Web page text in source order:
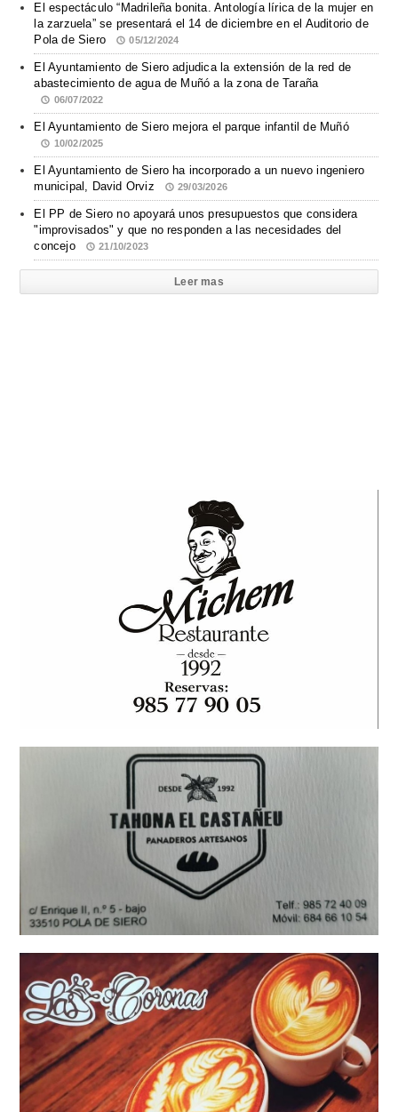
El espectáculo “Madrileña bonita. Antología lírica de la mujer en
la zarzuela” se presentará el 14 de diciembre en el Auditorio de
Pola de Siero
05/12/2024
El Ayuntamiento de Siero adjudica la extensión de la red de
abastecimiento de agua de Muñó a la zona de Taraña
06/07/2022
El Ayuntamiento de Siero mejora el parque infantil de Muñó
10/02/2025
El Ayuntamiento de Siero ha incorporado a un nuevo ingeniero
municipal, David Orviz
29/03/2026
El PP de Siero no apoyará unos presupuestos que considera
"improvisados" y que no responden a las necesidades del
concejo
21/10/2023
Leer mas